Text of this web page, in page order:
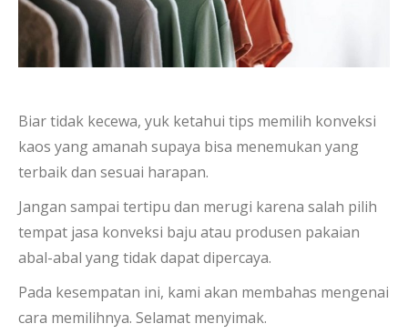
Biar tidak kecewa, yuk ketahui tips memilih konveksi
kaos yang amanah supaya bisa menemukan yang
terbaik dan sesuai harapan.
Jangan sampai tertipu dan merugi karena salah pilih
tempat jasa konveksi baju atau produsen pakaian
abal-abal yang tidak dapat dipercaya.
Pada kesempatan ini, kami akan membahas mengenai
cara memilihnya. Selamat menyimak.